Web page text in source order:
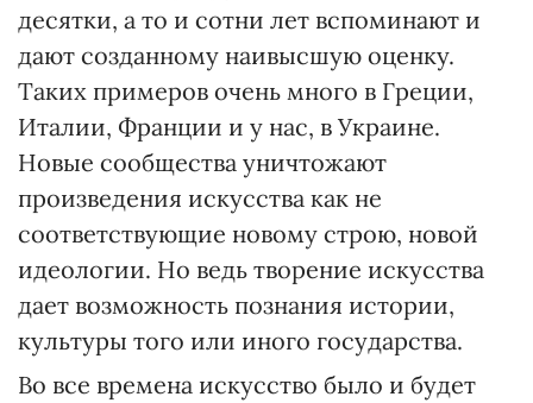
десятки, а то и сотни лет вспоминают и
дают созданному наивысшую оценку.
Таких примеров очень много в Греции,
Италии, Франции и у нас, в Украине.
Новые сообщества уничтожают
произведения искусства как не
соответствующие новому строю, новой
идеологии. Но ведь творение искусства
дает возможность познания истории,
культуры того или иного государства.
Во все времена искусство было и будет